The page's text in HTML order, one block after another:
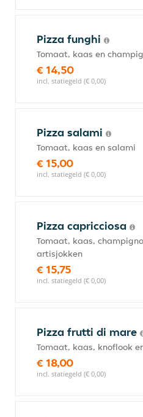
Pizza funghi
Tomaat, kaas en
€ 14,50
incl. statiegeld (€ 0,00)
Pizza salami
Tomaat, kaas en salami
€ 15,00
incl. statiegeld (€ 0,00)
Pizza capricciosa
Tomaat, kaas,
artisjokken
€ 15,75
incl. statiegeld (€ 0,00)
Pizza frutti di mare
Tomaat, kaas, knoflook
€ 18,00
incl. statiegeld (€ 0,00)